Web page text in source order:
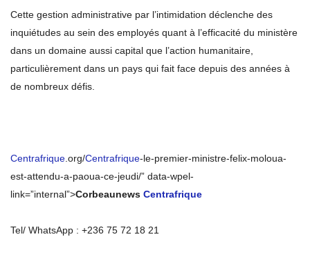
Cette gestion administrative par l’intimidation déclenche des
inquiétudes au sein des employés quant à l’efficacité du ministère
dans un domaine aussi capital que l’action humanitaire,
particulièrement dans un pays qui fait face depuis des années à
de nombreux défis.
Centrafrique.org/Centrafrique-le-premier-ministre-felix-moloua-
est-attendu-a-paoua-ce-jeudi/” data-wpel-
link=”internal”>Corbeaunews Centrafrique
Tel/ WhatsApp : +236 75 72 18 21